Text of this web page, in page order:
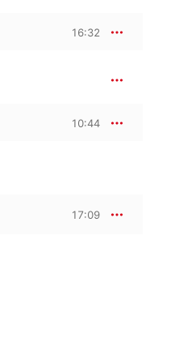
16:32
10:44
17:09